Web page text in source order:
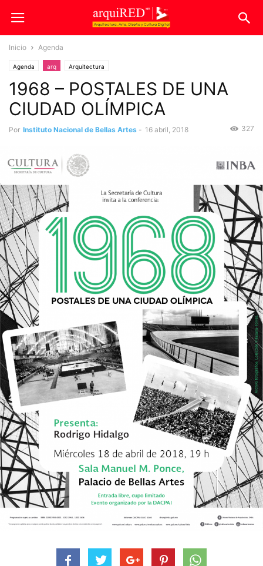
Inicio Agenda
Agenda arq Arquitectura
1968 – POSTALES DE UNA
CIUDAD OLÍMPICA
Por Instituto Nacional de Bellas Artes - 16 abril, 2018 327